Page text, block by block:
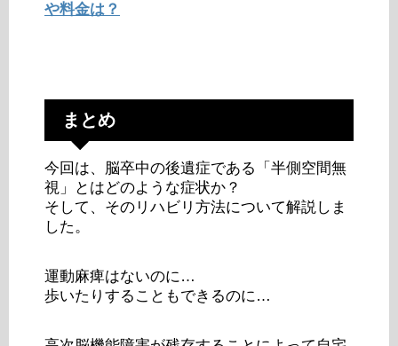
や料金は？
まとめ
今回は、脳卒中の後遺症である「半側空間無
視」とはどのような症状か？
そして、そのリハビリ方法について解説しま
した。
運動麻痺はないのに…
歩いたりすることもできるのに…